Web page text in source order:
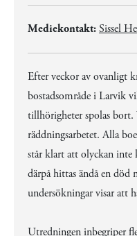
Mediekontakt:Sissel
Efter veckor av ovanligt
bostadsområde i Larvik
tillhörigheter spolas
räddningsarbetet. Alla
står klart att olyckan inte
därpå hittas ändå en död
undersökningar visar att
Utredningen inbegriper